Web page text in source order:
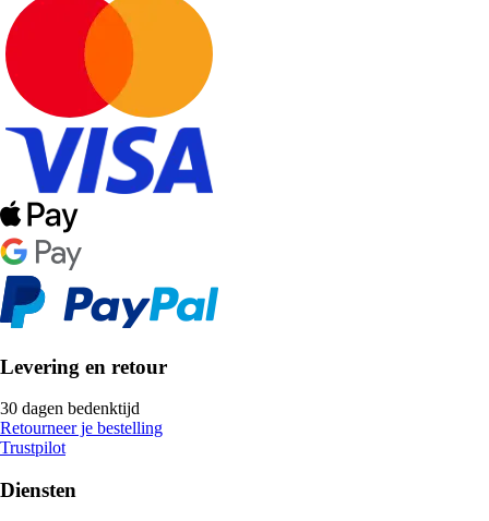
Levering en retour
30 dagen bedenktijd
Retourneer je bestelling
Trustpilot
Diensten